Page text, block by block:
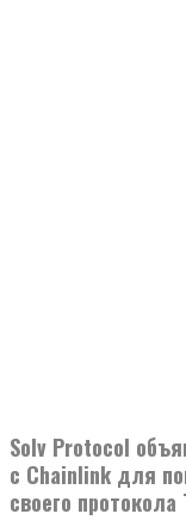
Solv Protocol
с Chainlink для
своего протокола